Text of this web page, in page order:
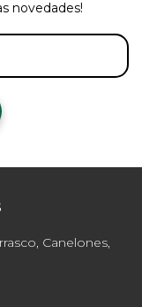
Canelones,
novedades!